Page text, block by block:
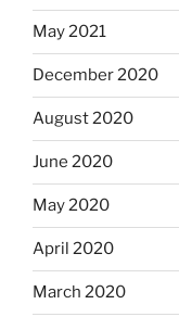
May 2021
December 2020
August 2020
June 2020
May 2020
April 2020
March 2020